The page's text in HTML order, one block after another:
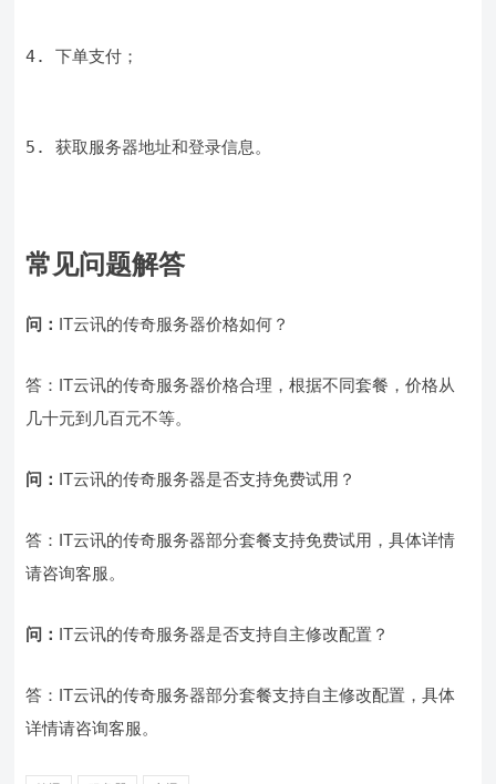
4. 下单支付；
5. 获取服务器地址和登录信息。
常见问题解答
问： IT云讯的传奇服务器价格如何？
答：IT云讯的传奇服务器价格合理，根据不同套餐，价格从
几十元到几百元不等。
问： IT云讯的传奇服务器是否支持免费试用？
答：IT云讯的传奇服务器部分套餐支持免费试用，具体详情
请咨询客服。
问： IT云讯的传奇服务器是否支持自主修改配置？
答：IT云讯的传奇服务器部分套餐支持自主修改配置，具体
详情请咨询客服。